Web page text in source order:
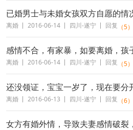
已婚男士与未婚女孩双方自愿的情
离婚 2016-06-14 四川-遂宁 回复 （5）
感情不合，有家暴，如要离婚，孩
离婚 2016-06-14 四川-遂宁 回复 （5）
还没领证，宝宝一岁了，现在要分
离婚 2016-06-13 四川-遂宁 回复 （6）
女方有婚外情，导致夫妻感情破裂